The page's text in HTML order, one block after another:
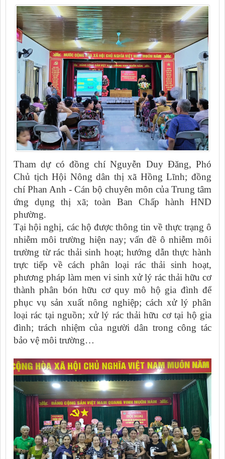
Tham dự có đồng chí Nguyễn Duy Đăng, Phó
Chủ tịch Hội Nông dân thị xã Hồng Lĩnh; đồng
chí Phan Anh - Cán bộ chuyên môn của Trung tâm
ứng dụng thị xã; toàn Ban Chấp hành HND
phường.
Tại hội nghị, các hộ được thông tin về thực trạng ô
nhiễm môi trường hiện nay; vấn đề ô nhiễm môi
trường từ rác thải sinh hoạt; hướng dẫn thực hành
trực tiếp về cách phân loại rác thải sinh hoạt,
phương pháp làm men vi sinh xử lý rác thải hữu cơ
thành phân bón hữu cơ quy mô hộ gia đình để
phục vụ sản xuất nông nghiệp; cách xử lý phân
loại rác tại nguồn; xử lý rác thải hữu cơ tại hộ gia
đình; trách nhiệm của người dân trong công tác
bảo vệ môi trường…